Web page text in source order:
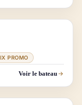
PROMO
Voir le bateau